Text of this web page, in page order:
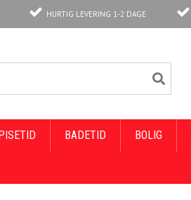
HURTIG LEVERING 1-2 DAGE
BADETID BOLIG